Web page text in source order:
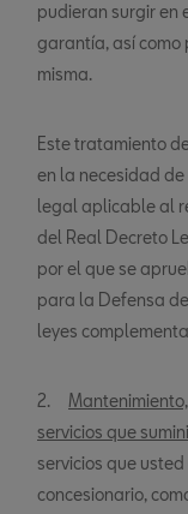
pudieran surgir en
garantía, así como
misma.
Este tratamiento
en la necesidad
legal aplicable al
del Real Decreto
por el que se
para la Defensa
leyes
2.
servicios que
servicios que
concesionario,